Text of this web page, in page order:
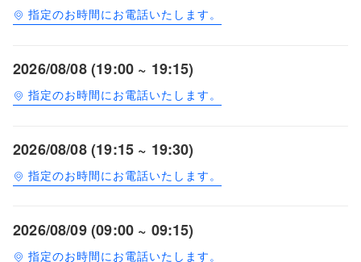
指定のお時間にお電話いたします。
2026/08/08 (19:00 ~ 19:15)
指定のお時間にお電話いたします。
2026/08/08 (19:15 ~ 19:30)
指定のお時間にお電話いたします。
2026/08/09 (09:00 ~ 09:15)
指定のお時間にお電話いたします。